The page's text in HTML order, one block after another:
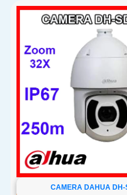
CAMERA DAHUA